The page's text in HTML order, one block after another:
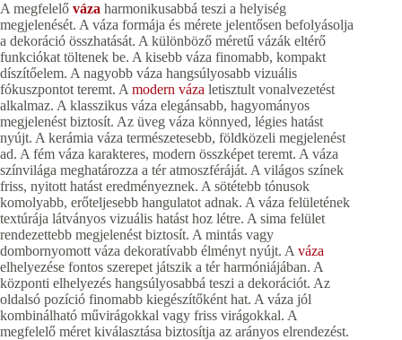
A megfelelő váza harmonikusabbá teszi a helyiség
megjelenését. A váza formája és mérete jelentősen befolyásolja
a dekoráció összhatását. A különböző méretű vázák eltérő
funkciókat töltenek be. A kisebb váza finomabb, kompakt
díszítőelem. A nagyobb váza hangsúlyosabb vizuális
fókuszpontot teremt. Amodern váza letisztult vonalvezetést
alkalmaz. A klasszikus váza elegánsabb, hagyományos
megjelenést biztosít. Az üveg váza könnyed, légies hatást
nyújt. A kerámia váza természetesebb, földközeli megjelenést
ad. A fém váza karakteres, modern összképet teremt. A váza
színvilága meghatározza a tér atmoszféráját. A világos színek
friss, nyitott hatást eredményeznek. A sötétebb tónusok
komolyabb, erőteljesebb hangulatot adnak. A váza felületének
textúrája látványos vizuális hatást hoz létre. A sima felület
rendezettebb megjelenést biztosít. A mintás vagy
dombornyomott váza dekoratívabb élményt nyújt. Aváza
elhelyezése fontos szerepet játszik a tér harmóniájában. A
központi elhelyezés hangsúlyosabbá teszi a dekorációt. Az
oldalsó pozíció finomabb kiegészítőként hat. A váza jól
kombinálható művirágokkal vagy friss virágokkal. A
megfelelő méret kiválasztása biztosítja az arányos elrendezést.